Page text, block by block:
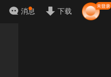
消息 下载